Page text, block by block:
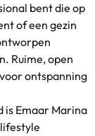
bent die op
of een gezin
Ruime, open
ontspanning
is Emaar Marina